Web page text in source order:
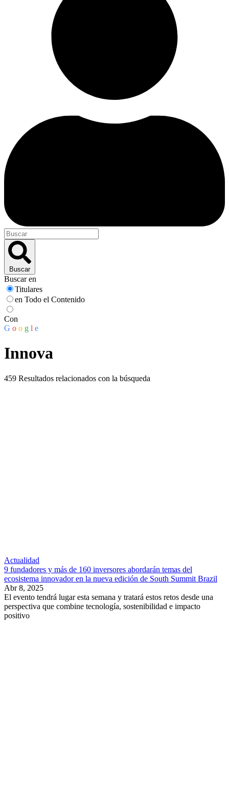
Buscar
Buscar en
Titulares
en Todo el Contenido
Con
G o o g l e
Innova
459 Resultados relacionados con la búsqueda
Actualidad
9 fundadores y más de 160 inversores abordarán temas del
ecosistema innovador en la nueva edición de South Summit Brazil
Abr 8, 2025
El evento tendrá lugar esta semana y tratará estos retos desde una
perspectiva que combine tecnología, sostenibilidad e impacto
positivo